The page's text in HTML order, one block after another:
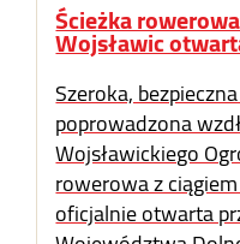
Ścieżka
Wojsławic
Szeroka,
poprowadzona
Wojsławickiego
rowerowa z
oficjalnie otwarta